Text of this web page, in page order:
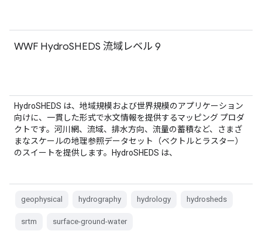
WWF HydroSHEDS 流域レベル 9
HydroSHEDS は、地域規模および世界規模のアプリケーション
向けに、一貫した形式で水文情報を提供するマッピング プロダ
クトです。河川網、流域、排水方向、流量の蓄積など、さまざ
まなスケールの地理参照データセット（ベクトルとラスター）
のスイートを提供します。HydroSHEDS は、
geophysical hydrography hydrology hydrosheds
srtm surface-ground-water